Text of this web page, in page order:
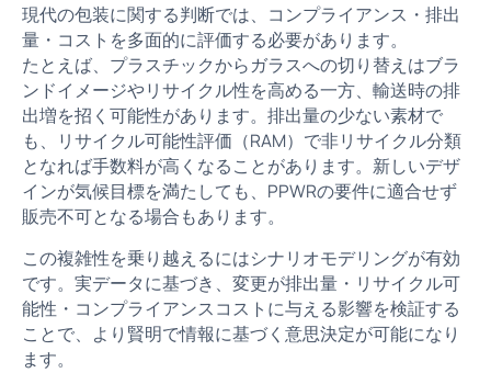
現代の包装に関する判断では、コンプライアンス・排出
量・コストを多面的に評価する必要があります。
たとえば、プラスチックからガラスへの切り替えはブラ
ンドイメージやリサイクル性を高める一方、輸送時の排
出増を招く可能性があります。排出量の少ない素材で
も、リサイクル可能性評価（RAM）で非リサイクル分類
となれば手数料が高くなることがあります。新しいデザ
インが気候目標を満たしても、PPWRの要件に適合せず
販売不可となる場合もあります。
この複雑性を乗り越えるにはシナリオモデリングが有効
です。実データに基づき、変更が排出量・リサイクル可
能性・コンプライアンスコストに与える影響を検証する
ことで、より賢明で情報に基づく意思決定が可能になり
ます。